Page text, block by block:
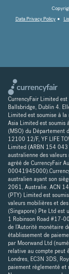
Data Privacy Policy
CurrencyFair Limited
Ballsbridge, Dublin 4.
Limited est soumise à
Asia Limited est soumis
(MSO) du Département
12100 12/F, YF LIFE
Limited (ARBN 154
australienne des
agréé de CurrencyFair
australien ayant son
2061, Australie. ACN
(PTY) Limited est
valeurs mobilières et
(Singapore) Pte Ltd est
1 Robinson Road #17-
de l'Autorité monétaire
établissement de
par Moorwand Ltd
relative au compte peut
Londres, EC3N 3DS,
paiement réglementé et